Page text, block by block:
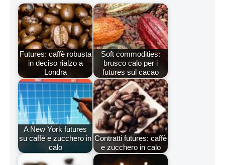
Futures: caffè robusta
in deciso rialzo a
Londra
Soft commodities:
brusco calo per i
futures sul cacao
A New York futures
su caffè e zucchero in
calo
Contratti futures: caffè
e zucchero in calo